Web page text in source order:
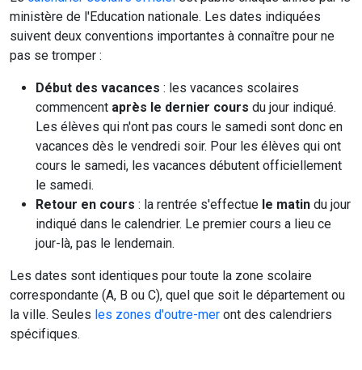
ministère de l'Education nationale. Les dates indiquées
suivent deux conventions importantes à connaître pour ne
pas se tromper :
Début des vacances : les vacances scolaires
commencent après le dernier cours du jour indiqué.
Les élèves qui n'ont pas cours le samedi sont donc en
vacances dès le vendredi soir. Pour les élèves qui ont
cours le samedi, les vacances débutent officiellement
le samedi.
Retour en cours : la rentrée s'effectue le matin du jour
indiqué dans le calendrier. Le premier cours a lieu ce
jour-là, pas le lendemain.
Les dates sont identiques pour toute la zone scolaire
correspondante (A, B ou C), quel que soit le département ou
la ville. Seules les zones d'outre-mer ont des calendriers
spécifiques.